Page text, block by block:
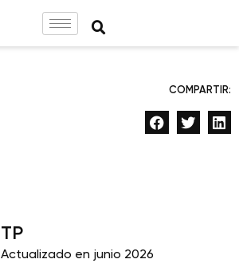
COMPARTIR:
TP
Actualizado en junio 2026